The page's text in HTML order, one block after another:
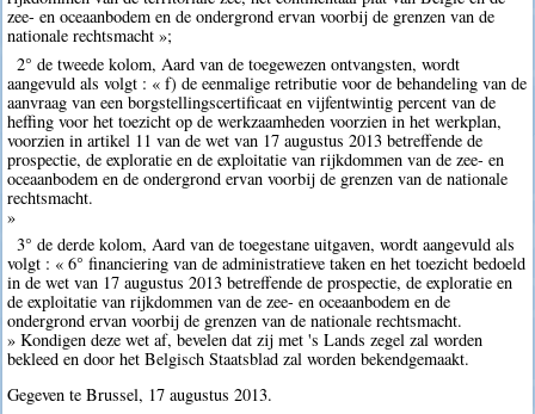
zee- en oceaanbodem en de ondergrond ervan voorbij de grenzen van de
nationale rechtsmacht »;
2° de tweede kolom, Aard van de toegewezen ontvangsten, wordt
aangevuld als volgt : « f) de eenmalige retributie voor de behandeling van de
aanvraag van een borgstellingscertificaat en vijfentwintig percent van de
heffing voor het toezicht op de werkzaamheden voorzien in het werkplan,
voorzien in artikel 11 van de wet van 17 augustus 2013 betreffende de
prospectie, de exploratie en de exploitatie van rijkdommen van de zee- en
oceaanbodem en de ondergrond ervan voorbij de grenzen van de nationale
rechtsmacht.
»
3° de derde kolom, Aard van de toegestane uitgaven, wordt aangevuld als
volgt : « 6° financiering van de administratieve taken en het toezicht bedoeld
in de wet van 17 augustus 2013 betreffende de prospectie, de exploratie en
de exploitatie van rijkdommen van de zee- en oceaanbodem en de
ondergrond ervan voorbij de grenzen van de nationale rechtsmacht.
» Kondigen deze wet af, bevelen dat zij met 's Lands zegel zal worden
bekleed en door het Belgisch Staatsblad zal worden bekendgemaakt.
Gegeven te Brussel, 17 augustus 2013.